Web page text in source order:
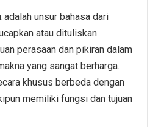
adalah unsur bahasa dari
atau dituliskan
perasaan dan pikiran dalam
yang sangat berharga.
khusus berbeda dengan
memiliki fungsi dan tujuan